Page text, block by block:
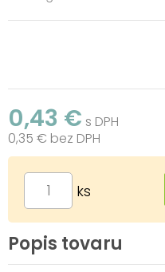
0,43 € s DPH
0,35 € bez DPH
ks
Popis tovaru